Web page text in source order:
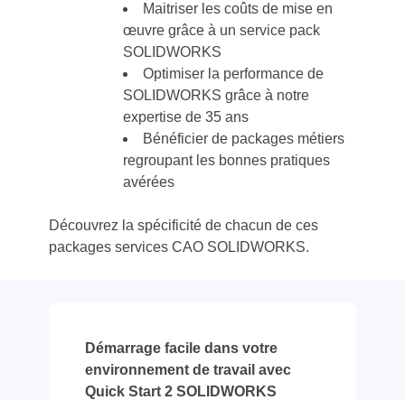
Maitriser les coûts de mise en
œuvre grâce à un service pack
SOLIDWORKS
Optimiser la performance de
SOLIDWORKS grâce à notre
expertise de 35 ans
Bénéficier de packages métiers
regroupant les bonnes pratiques
avérées
Découvrez la spécificité de chacun de ces
packages services CAO SOLIDWORKS.
Démarrage facile dans votre
environnement de travail avec
Quick Start 2 SOLIDWORKS